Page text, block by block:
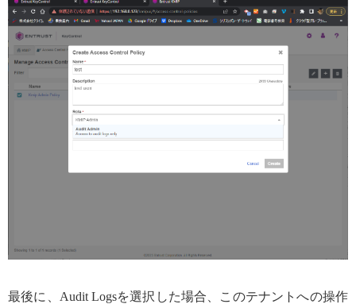
最後に、Audit Logsを選択した場合、このテナントへの操作